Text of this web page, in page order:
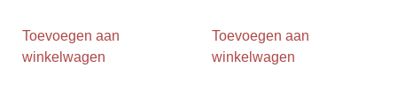
Toevoegen aan
winkelwagen
Toevoegen aan
winkelwagen